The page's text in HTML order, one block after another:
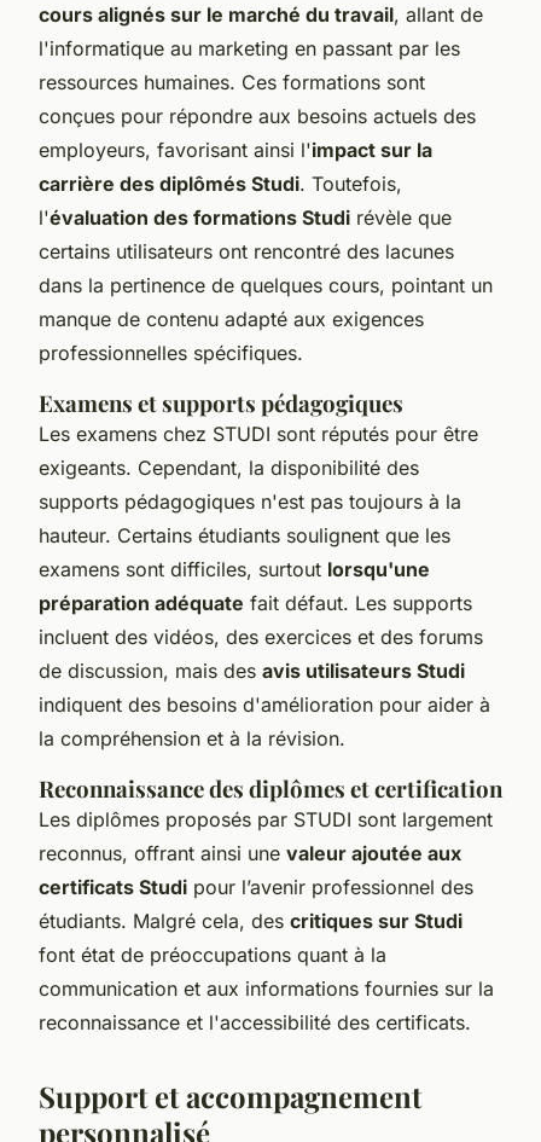
cours alignés sur le marché du travail, allant de
l'informatique au marketing en passant par les
ressources humaines. Ces formations sont
conçues pour répondre aux besoins actuels des
employeurs, favorisant ainsi l'impact sur la
carrière des diplômés Studi. Toutefois,
l'évaluation des formations Studi révèle que
certains utilisateurs ont rencontré des lacunes
dans la pertinence de quelques cours, pointant un
manque de contenu adapté aux exigences
professionnelles spécifiques.
Examens et supports pédagogiques
Les examens chez STUDI sont réputés pour être
exigeants. Cependant, la disponibilité des
supports pédagogiques n'est pas toujours à la
hauteur. Certains étudiants soulignent que les
examens sont difficiles, surtout lorsqu'une
préparation adéquate fait défaut. Les supports
incluent des vidéos, des exercices et des forums
de discussion, mais des avis utilisateurs Studi
indiquent des besoins d'amélioration pour aider à
la compréhension et à la révision.
Reconnaissance des diplômes et certification
Les diplômes proposés par STUDI sont largement
reconnus, offrant ainsi une valeur ajoutée aux
certificats Studi pour l’avenir professionnel des
étudiants. Malgré cela, des critiques sur Studi
font état de préoccupations quant à la
communication et aux informations fournies sur la
reconnaissance et l'accessibilité des certificats.
Support et accompagnement
personnalisé